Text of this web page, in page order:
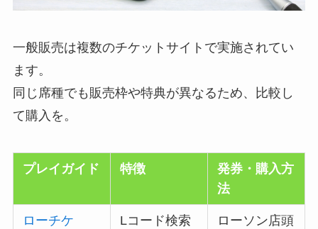
一般販売は複数のチケットサイトで実施されてい
ます。
同じ席種でも販売枠や特典が異なるため、比較し
て購入を。
プレイガイド 特徴
発券・購入方
法
ローチケ
Lコード検索
ローソン店頭